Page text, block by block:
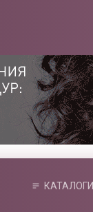
КАТАЛОГИ